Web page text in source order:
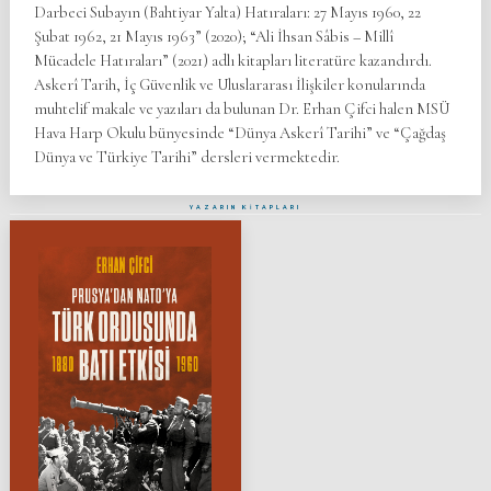
Darbeci Subayın (Bahtiyar Yalta) Hatıraları: 27 Mayıs 1960, 22
Şubat 1962, 21 Mayıs 1963” (2020); “Ali İhsan Sâbis – Millî
Mücadele Hatıraları” (2021) adlı kitapları literatüre kazandırdı.
Askerî Tarih, İç Güvenlik ve Uluslararası İlişkiler konularında
muhtelif makale ve yazıları da bulunan Dr. Erhan Çifci halen MSÜ
Hava Harp Okulu bünyesinde “Dünya Askerî Tarihi” ve “Çağdaş
Dünya ve Türkiye Tarihi” dersleri vermektedir.
YAZARIN KİTAPLARI